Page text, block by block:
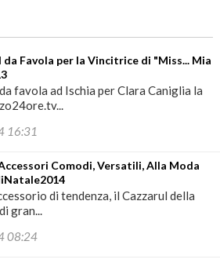
Favola per la Vincitrice di "Miss... Mia
favola ad Ischia per Clara Caniglia la
16:31
Comodi, Versatili, Alla Moda
di tendenza, il Cazzarul della
gran...
08:24